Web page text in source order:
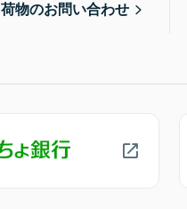
荷物のお問い合わせ